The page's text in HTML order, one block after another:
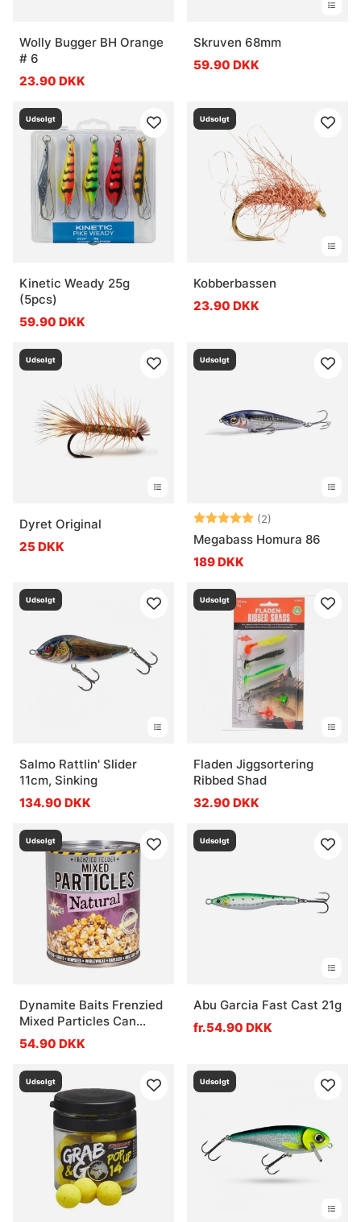
Wolly Bugger BH Orange
# 6
23.90 DKK
Skruven 68mm
59.90 DKK
Udsolgt
Kinetic Weady 25g
(5pcs)
59.90 DKK
Udsolgt
Kobberbassen
23.90 DKK
Udsolgt
Dyret Original
25 DKK
Udsolgt
Vurdering: (2)
Megabass Homura 86
189 DKK
Udsolgt
Salmo Rattlin' Slider
11cm, Sinking
134.90 DKK
Udsolgt
Fladen Jiggsortering
Ribbed Shad
32.90 DKK
Udsolgt
Dynamite Baits Frenzied
Mixed Particles Can
700g
54.90 DKK
Udsolgt
Abu Garcia Fast Cast 21g
fr.54.90 DKK
Udsolgt Udsolgt